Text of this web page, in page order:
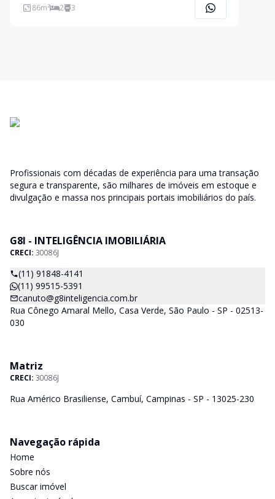
86m² 2 3
Profissionais com décadas de experiência para uma transação
segura e transparente, são milhares de imóveis em estoque e
divulgação e massa nos principais portais imobiliários do país.
G8I - INTELIGÊNCIA IMOBILIÁRIA
CRECI: 30086J
(11) 91848-4141
(11) 99515-5391
canuto@g8inteligencia.com.br
Rua Cônego Amaral Mello, Casa Verde, São Paulo - SP - 02513-
030
Matriz
CRECI: 30086J
Rua Américo Brasiliense, Cambuí, Campinas - SP - 13025-230
Navegação rápida
Home
Sobre nós
Buscar imóvel